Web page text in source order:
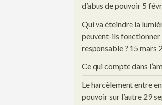
d’abus de pouvoir 5
Qui va éteindre la
peuvent-ils fonctionner
responsable ? 15 mars
Ce qui compte dans
Le harcèlement entre
pouvoir sur l’autre 29